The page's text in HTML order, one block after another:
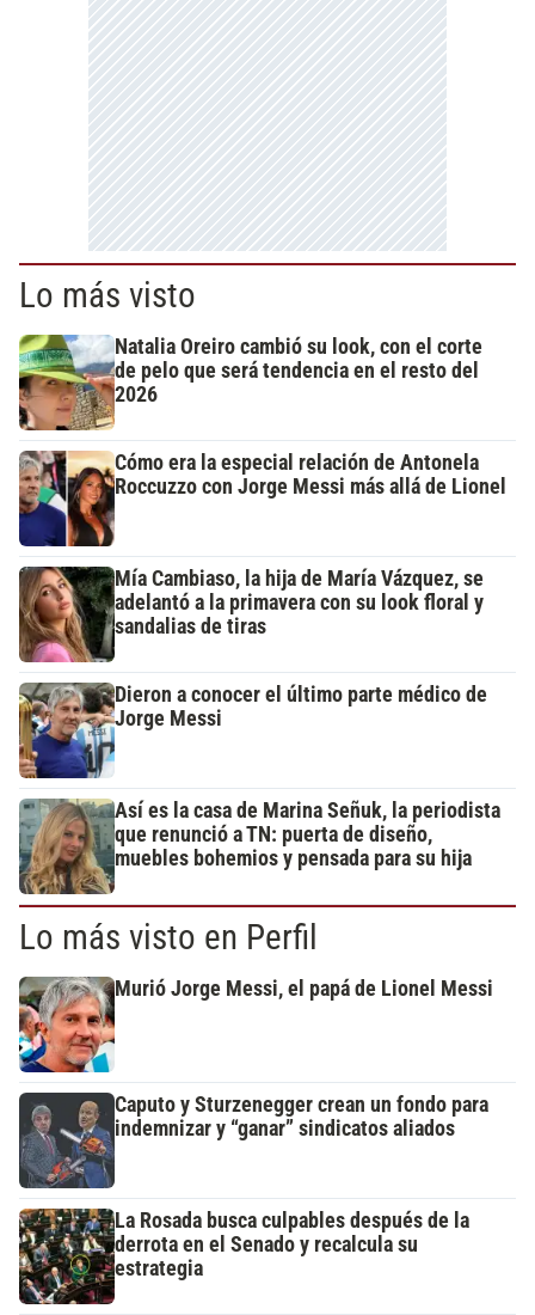
Lo más visto
Natalia Oreiro cambió su look, con el corte
de pelo que será tendencia en el resto del
2026
Cómo era la especial relación de Antonela
Roccuzzo con Jorge Messi más allá de Lionel
Mía Cambiaso, la hija de María Vázquez, se
adelantó a la primavera con su look floral y
sandalias de tiras
Dieron a conocer el último parte médico de
Jorge Messi
Así es la casa de Marina Señuk, la periodista
que renunció a TN: puerta de diseño,
muebles bohemios y pensada para su hija
Lo más visto en Perfil
Murió Jorge Messi, el papá de Lionel Messi
Caputo y Sturzenegger crean un fondo para
indemnizar y “ganar” sindicatos aliados
La Rosada busca culpables después de la
derrota en el Senado y recalcula su
estrategia